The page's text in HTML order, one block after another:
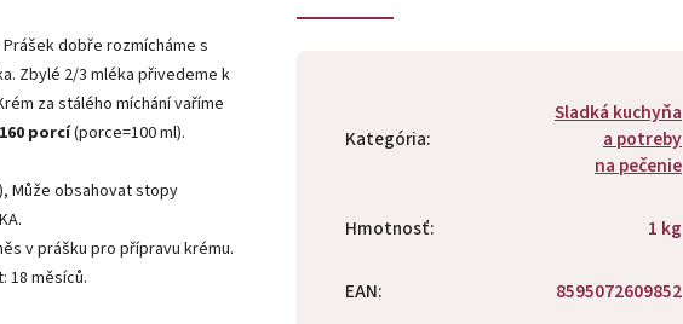
Prášek dobře rozmícháme s
Zbylé 2/3 mléka přivedeme k
za stálého míchání vaříme
160 porcí(porce=100 ml).
Může obsahovat stopy
v prášku pro přípravu krému.
18 měsíců.
Kategória:
Sladká kuchyňa
a potreby
na pečenie
Hmotnosť: 1 kg
EAN: 8595072609852